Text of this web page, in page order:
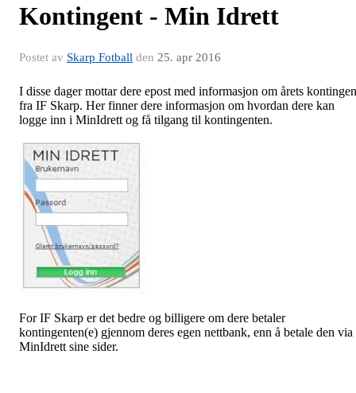
Kontingent - Min Idrett
Postet av Skarp Fotball den 25. apr 2016
I disse dager mottar dere epost med informasjon om årets
fra IF Skarp. Her finner dere informasjon om hvordan dere kan
logge inn i MinIdrett og få tilgang til kontingenten.
For IF Skarp er det bedre og billigere om dere betaler
kontingenten(e) gjennom deres egen nettbank, enn å betale den via
MinIdrett sine sider.